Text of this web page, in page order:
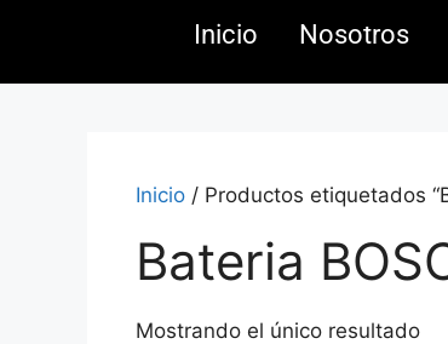
Inicio Nosotros
Inicio / Productos etiquetados
Bateria
Mostrando el único resultado